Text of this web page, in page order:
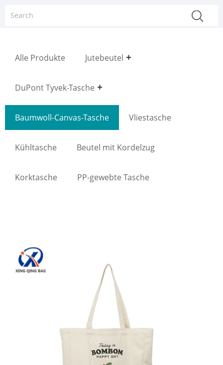
Alle Produkte Jutebeutel
DuPont Tyvek-Tasche
Baumwoll-Canvas-Tasche Vliestasche
Kühltasche Beutel mit Kordelzug
Korktasche PP-gewebte Tasche